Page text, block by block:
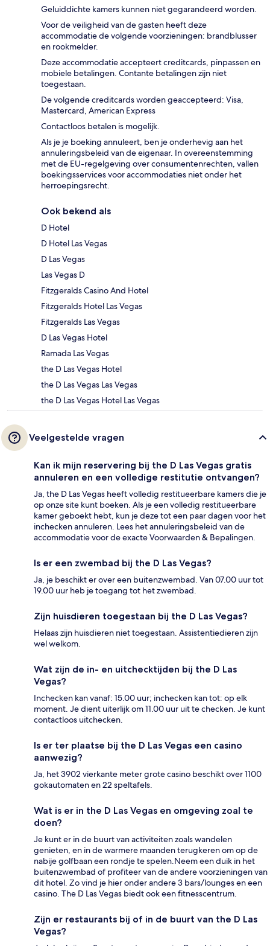
Geluiddichte kamers kunnen niet gegarandeerd worden.
Voor de veiligheid van de gasten heeft deze
accommodatie de volgende voorzieningen: brandblusser
en rookmelder.
Deze accommodatie accepteert creditcards, pinpassen en
mobiele betalingen. Contante betalingen zijn niet
toegestaan.
De volgende creditcards worden geaccepteerd: Visa,
Mastercard, American Express
Contactloos betalen is mogelijk.
Als je je boeking annuleert, ben je onderhevig aan het
annuleringsbeleid van de eigenaar. In overeenstemming
met de EU-regelgeving over consumentenrechten, vallen
boekingsservices voor accommodaties niet onder het
herroepingsrecht.
Ook bekend als
D Hotel
D Hotel Las Vegas
D Las Vegas
Las Vegas D
Fitzgeralds Casino And Hotel
Fitzgeralds Hotel Las Vegas
Fitzgeralds Las Vegas
D Las Vegas Hotel
Ramada Las Vegas
the D Las Vegas Hotel
the D Las Vegas Las Vegas
the D Las Vegas Hotel Las Vegas
Veelgestelde vragen
Kan ik mijn reservering bij the D Las Vegas gratis
annuleren en een volledige restitutie ontvangen?
Ja, the D Las Vegas heeft volledig restitueerbare kamers die je
op onze site kunt boeken. Als je een volledig restitueerbare
kamer geboekt hebt, kun je deze tot een paar dagen voor het
inchecken annuleren. Lees het annuleringsbeleid van de
accommodatie voor de exacte Voorwaarden & Bepalingen.
Is er een zwembad bij the D Las Vegas?
Ja, je beschikt er over een buitenzwembad. Van 07.00 uur tot
19.00 uur heb je toegang tot het zwembad.
Zijn huisdieren toegestaan bij the D Las Vegas?
Helaas zijn huisdieren niet toegestaan. Assistentiedieren zijn
wel welkom.
Wat zijn de in- en uitchecktijden bij the D Las
Vegas?
Inchecken kan vanaf: 15.00 uur; inchecken kan tot: op elk
moment. Je dient uiterlijk om 11.00 uur uit te checken. Je kunt
contactloos uitchecken.
Is er ter plaatse bij the D Las Vegas een casino
aanwezig?
Ja, het 3902 vierkante meter grote casino beschikt over 1100
gokautomaten en 22 speltafels.
Wat is er in the D Las Vegas en omgeving zoal te
doen?
Je kunt er in de buurt van activiteiten zoals wandelen
genieten, en in de warmere maanden terugkeren om op de
nabije golfbaan een rondje te spelen.Neem een duik in het
buitenzwembad of profiteer van de andere voorzieningen van
dit hotel. Zo vind je hier onder andere 3 bars/lounges en een
casino. The D Las Vegas biedt ook een fitnesscentrum.
Zijn er restaurants bij of in de buurt van the D Las
Vegas?